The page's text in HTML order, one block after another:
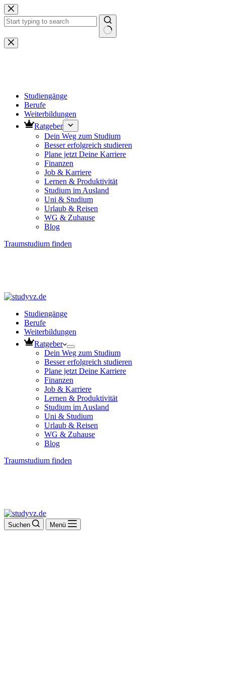
Zum
Inhalt
springen
Keine
Ergebnisse
Studiengänge
Berufe
Weiterbildungen
Ratgeber
Dein Weg zum Studium
Besser erfolgreich studieren
Plane jetzt Deine Karriere
Finanzen
Job & Karriere
Lernen & Produktivität
Studium im Ausland
Uni & Studium
Urlaub & Reisen
WG & Zuhause
Blog
Traumstudium finden
Studiengänge
Berufe
Weiterbildungen
Ratgeber
Dein Weg zum Studium
Besser erfolgreich studieren
Plane jetzt Deine Karriere
Finanzen
Job & Karriere
Lernen & Produktivität
Studium im Ausland
Uni & Studium
Urlaub & Reisen
WG & Zuhause
Blog
Traumstudium finden
Suchen Menü